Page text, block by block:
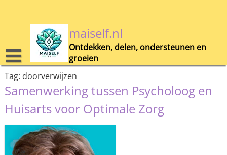
maiself.nl
Ontdekken, delen, ondersteunen en
groeien
Tag: doorverwijzen
Samenwerking tussen Psycholoog en
Huisarts voor Optimale Zorg